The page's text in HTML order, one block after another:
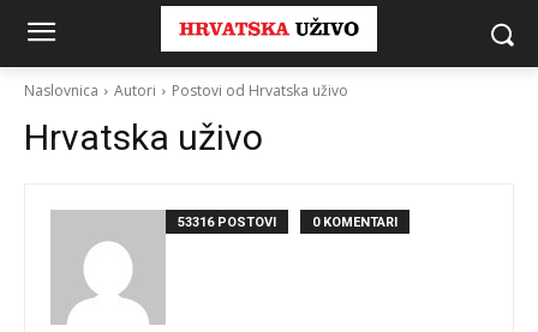
Naslovnica Autori Postovi od Hrvatska uživo
Hrvatska uživo
53316 POSTOVI 0 KOMENTARI